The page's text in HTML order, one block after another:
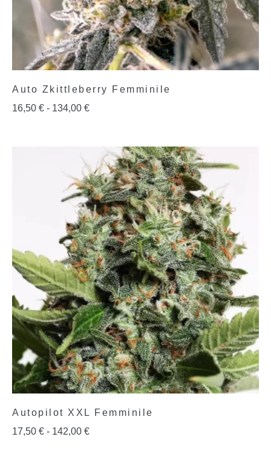
Auto Zkittleberry Femminile
16,50 € - 134,00 €
Autopilot XXL Femminile
17,50 € - 142,00 €